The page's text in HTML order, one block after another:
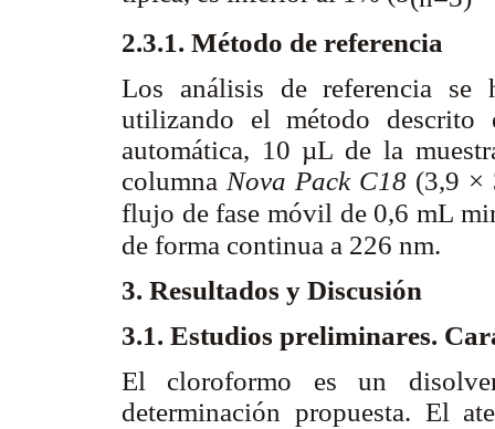
2.3.1. Método de referencia
Los análisis de referencia
utilizando el método
automática, 10 µL de la
columna Nova Pack C18 (3,9 ×
flujo de fase móvil de 0,6 mL
de forma continua a 226 nm.
3. Resultados y Discusión
3.1. Estudios preliminares.
El cloroformo es un
determinación propuesta. El